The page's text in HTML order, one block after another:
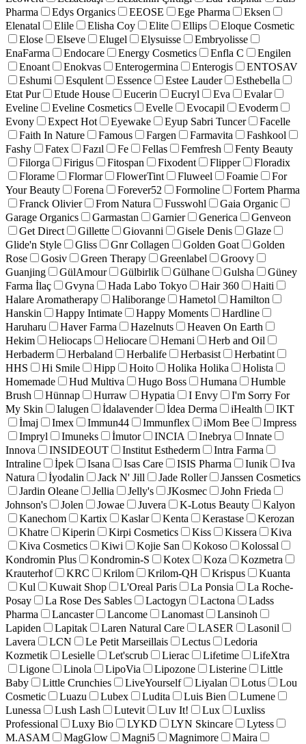
Pharma
Edys Organics EEOSE Ege Pharma
Eksen
Elenatal
Elile Elisha Coy Elite Ellips
Eloque Cosmetic
Elose
Elseve Elugel Elysuisse
Embryolisse
EnaFarma
Endocare Energy Cosmetics Enfla C
Engilen
Enoant
Enokvas Enterogermina Enterogis
ENTOSAV
Eshumi
Esqulent Essence Estee Lauder
Esthebella
Etat Pur
Etude House Eucerin Eucryl Eva
Evalar
Eveline
Eveline Cosmetics Evelle Evocapil
Evoderm
Evony
Expect Hot Eyewake Eyup Sabri Tuncer
Facelle
Faith In Nature
Famous Fargen Farmavita
Fashkool
Fashy
Fatex Fazıl Fe Fellas Femfresh
Fenty Beauty
Filorga
Firigus Fitospan Fixodent Flipper
Floradix
Florame
Flormar FlowerTint Fluweel Foamie
For
Your Beauty
Forena Forever52 Formoline
Fortem Pharma
Franck Olivier
From Natura Fusswohl
Gaia Organic
Garage Organics
Garmastan Garnier Generica
Genveon
Get Direct
Gillette Giovanni Gisele Denis
Glaze
Glide'n Style
Gliss Gnr Collagen Golden Goat
Golden
Rose
Gosiv Green Therapy Greenlabel
Groovy
Guanjing
GülAmour Gülbirlik Gülhane Gulsha
Güney
Farma İlaç
Gvyna Hada Labo Tokyo Hair 360
Haiti
Halare Aromatherapy
Haliborange Hametol
Hamilton
Hanskin
Happy Intimate Happy Moments
Hardline
Haruharu
Haver Farma Hazelnuts
Heaven On Earth
Hekim
Heliocaps Heliocare Hemani
Herb and Oil
Herbaderm
Herbaland Herbalife Herbasist
Herbatint
HHS
Hi Smile Hipp Hoito Holika Holika
Holista
Homemade
Hud Multiva Hugo Boss Humana
Humble
Brush
Hünnap Hurraw Hypatia I Envy
I'm Sorry For
My Skin
Ialugen İdalavender İdea Derma iHealth
IKT
İmaj
Imex Immun44 Immunflex iMom Bee
Impress
Impryl
Imuneks İmutor INCIA Inebrya
Innate
Innova
INSIDEOUT Institut Esthederm
Intra Farma
Intraline
İpek Isana Isas Care ISIS Pharma Iunik
Iva
Natura
İyodalin Jack N' Jill Jade Roller
Janssen Cosmetics
Jardin Oleane
Jellia Jelly's JKosmec
John Frieda
Johnson's
Jolen Jowae Juvera K-Lotus Beauty
Kalyon
Kanechom
Kartix Kaslar Kenta Kerastase
Kerozan
Khatre
Kiperin Kirpi Cosmetics Kiss Kissera
Kiva
Kiva Cosmetics
Kiwi Kojie San Kokoso
Kolossal
Kondromin Plus
Kondromin-S Kotex Koza
Kozmetra
Krauterhof
KRC Krilom Krilom-QH Krispus
Kuanta
Kul
Kuwait Shop L'Oreal Paris La Ponsia
La Roche-
Posay
La Rose Des Sables Lactogyn Lactona
Ladss
Pharma
Lancaster Lancome Lanomast
Lansinoh
Lapiden
Lapitak Laren Natural Care LASER
Lasonil
Lavera
LCN Le Petit Marseillais Lectus
Ledoria
Kozmetik
Lesielle Let'scrub Lierac Lifetime
LifeXtra
Ligone
Linola LipoVia Lipozone Listerine
Little
Baby
Little Crunchies LiveYourself Liyalan Lotus
Lou
Cosmetic
Luazu Lubex Ludita Luis Bien
Lumene
Lunessa
Lush Lash Lutevit Luv It! Lux
Luxliss
Professional
Luxy Bio LYKD LYN Skincare
Lytess
M.ASAM
MagGlow Magni5 Magnimore
Maira